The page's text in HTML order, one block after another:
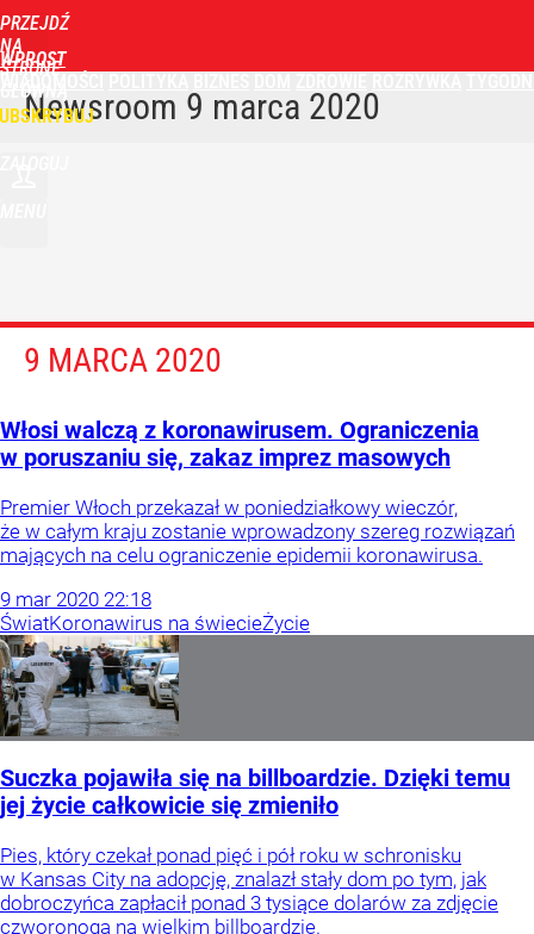
PRZEJDŹ
NA
STRONĘ
GŁÓWNĄ
WPROST
Newsroom 9 marca 2020
9 MARCA 2020
Włosi walczą z koronawirusem. Ograniczenia
w poruszaniu się, zakaz imprez masowych
Premier Włoch przekazał w poniedziałkowy wieczór,
że w całym kraju zostanie wprowadzony szereg rozwiązań
mających na celu ograniczenie epidemii koronawirusa.
9 mar 2020 22:18
ŚwiatKoronawirus na świecieŻycie
Suczka pojawiła się na billboardzie. Dzięki temu
jej życie całkowicie się zmieniło
Pies, który czekał ponad pięć i pół roku w schronisku
w Kansas City na adopcję, znalazł stały dom po tym, jak
dobroczyńca zapłacił ponad 3 tysiące dolarów za zdjęcie
czworonoga na wielkim billboardzie.